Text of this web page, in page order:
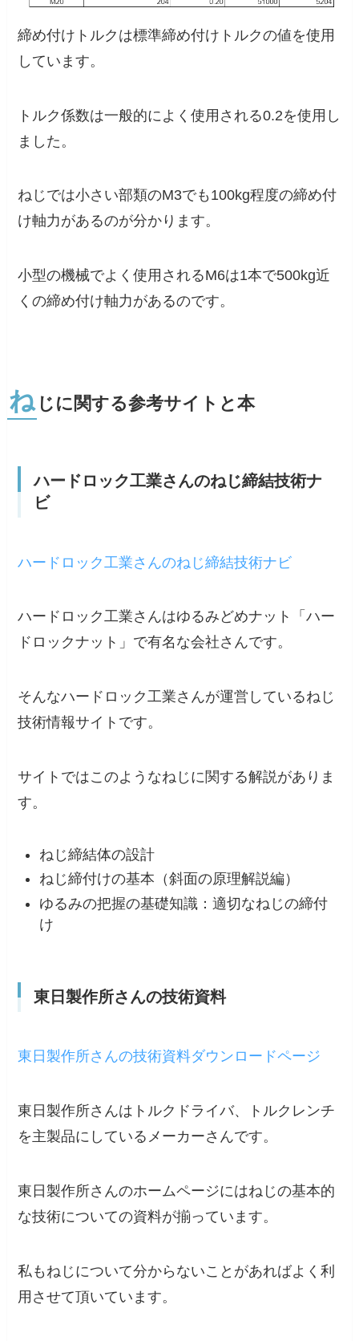
締め付けトルクは標準締め付けトルクの値を使用
しています。
トルク係数は一般的によく使用される0.2を使用し
ました。
ねじでは小さい部類のM3でも100kg程度の締め付
け軸力があるのが分かります。
小型の機械でよく使用されるM6は1本で500kg近
くの締め付け軸力があるのです。
ね じに関する参考サイトと本
ハードロック工業さんのねじ締結技術ナ
ビ
ハードロック工業さんのねじ締結技術ナビ
ハードロック工業さんはゆるみどめナット「ハー
ドロックナット」で有名な会社さんです。
そんなハードロック工業さんが運営しているねじ
技術情報サイトです。
サイトではこのようなねじに関する解説がありま
す。
ねじ締結体の設計
ねじ締付けの基本（斜面の原理解説編）
ゆるみの把握の基礎知識：適切なねじの締付
け
東日製作所さんの技術資料
東日製作所さんの技術資料ダウンロードページ
東日製作所さんはトルクドライバ、トルクレンチ
を主製品にしているメーカーさんです。
東日製作所さんのホームページにはねじの基本的
な技術についての資料が揃っています。
私もねじについて分からないことがあればよく利
用させて頂いています。